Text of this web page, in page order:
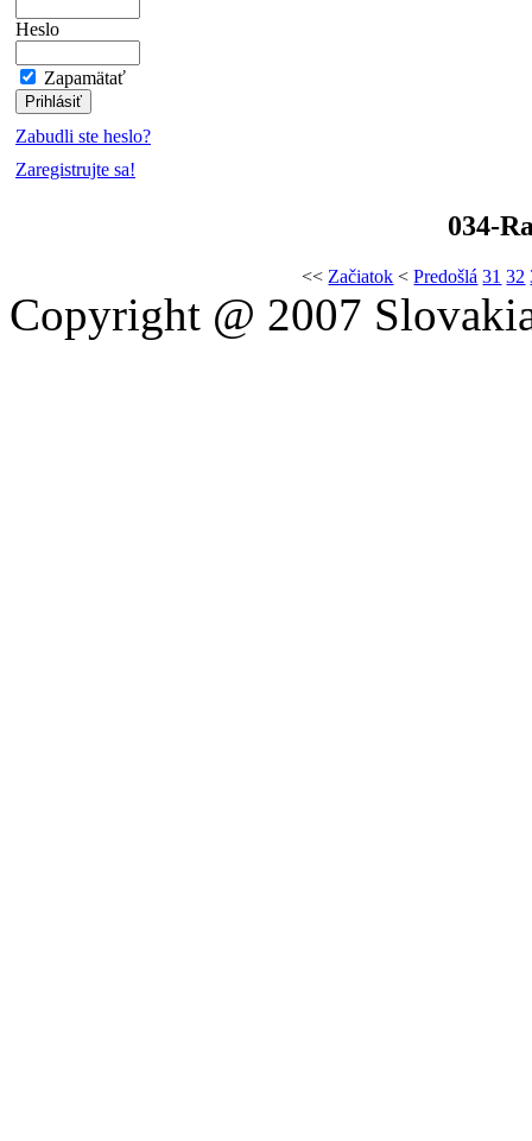
Heslo
Zapamätať
Zabudli ste heslo?
Zaregistrujte sa!
034-
<< Začiatok <Predošlá 31 32
Copyright @ 2007